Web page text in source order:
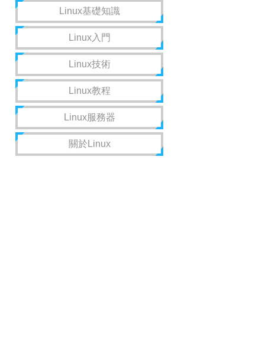
Linux基礎知識
Linux入門
Linux技術
Linux教程
Linux服務器
關於Linux